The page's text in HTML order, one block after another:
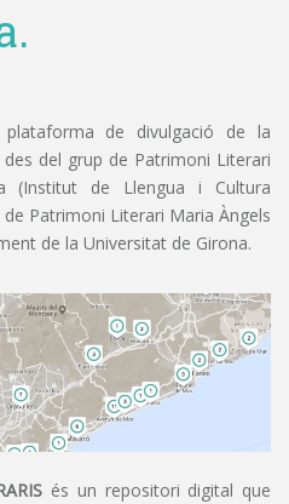
de divulgació de la
del grup de Patrimoni Literari
(Institut de Llengua i Cultura
Patrimoni Literari Maria Àngels
de la Universitat de Girona.
és un repositori digital que